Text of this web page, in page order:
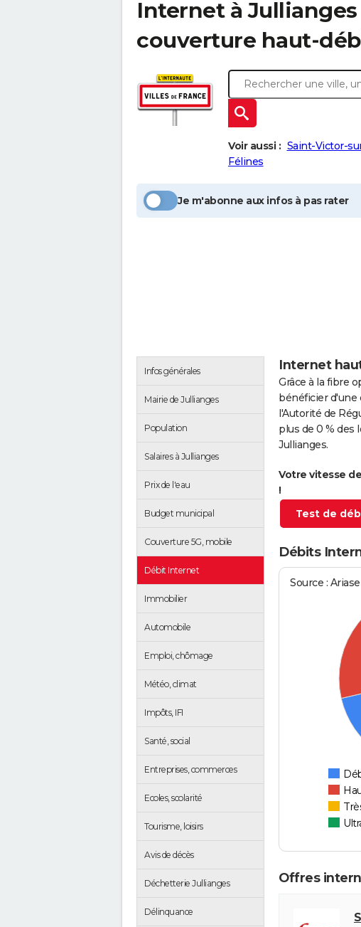
Internet àJullianges
couverture haut-
Voir aussi : Saint-Victor-
Félines
Je m'abonne aux infos à pas rater
Infos générales
Mairie de Jullianges
Population
Salaires à Jullianges
Prix de l'eau
Budget municipal
Couverture 5G, mobile
Débit Internet
Immobilier
Automobile
Emploi, chômage
Météo, climat
Impôts, IFI
Santé, social
Entreprises, commerces
Ecoles, scolarité
Tourisme, loisirs
Avis de décès
Déchetterie Jullianges
Délinquance
Internet
Grâce à la fibre
bénéficier
l'Autorité de
plus de 0 % des
Jullianges.
Votre vitesse
!
Test de
Débits
Source : Ariase
Offres